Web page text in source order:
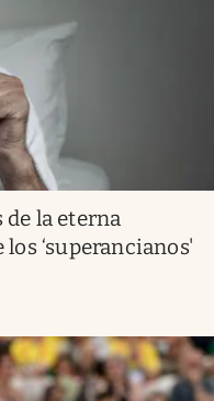
de la eterna
‘superancianos'